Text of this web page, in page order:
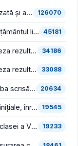
Structura anului școlar 2026 - 2027, avizată și aprobată 126070
Informații utile privind admiterea în învățământul liceal (an școlar 2026 - 2027) 45181
Evaluare Națională (EN VIII) 2026: Sinteza rezultatelor inițiale (înainte de contestații) 34186
Evaluare Națională (EN VIII) 2026: Sinteza rezultatelor finale (după soluționarea contestațiilor) 33088
Titularizare 2026: Informare privind proba scrisă din cadrul concursului național pentru ocuparea posturilor/catedrelor didactice vacante/rezervate din învățământul preuniversitar 20634
Bacalaureat 2026: Sinteza rezultatelor inițiale, înregistrate în prima sesiune (înainte de contestații) 19545
Evaluarea Națională pentru absolvenții clasei a VIII-a (EN VIII 2026) începe luni, 22 iunie 19233